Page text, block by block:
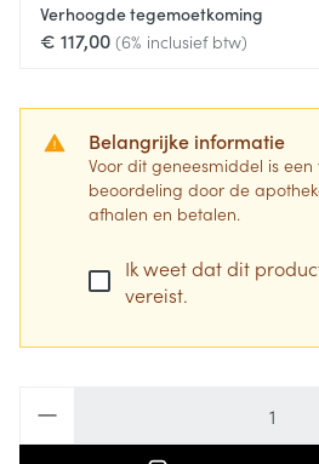
Verhoogde tegemoetkoming
€ 117,00 (6% inclusief btw)
Belangrijke informatie
Voor dit geneesmiddel is
beoordeling door de
afhalen en betalen.
Ik weet dat dit
vereist.